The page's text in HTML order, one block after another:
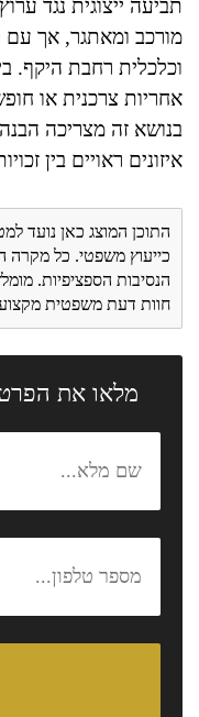
מורכב ומאתגר, אך
וכלכלית רחבת היקף.
אחריות צרכנית או
בנושא זה מצריכה
איזונים ראויים בין
התוכן המוצג כאן נועד
כייעוץ משפטי. כל מקרה
הנסיבות הספציפיות.
חוות דעת משפטית
מלאו את